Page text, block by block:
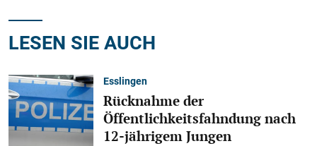
LESEN SIE AUCH
Esslingen
Rücknahme der
Öffentlichkeitsfahndung nach
12-jährigem Jungen